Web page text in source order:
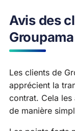
Avis des
Groupama
Les clients de
apprécient la
contrat. Cela les
de manière